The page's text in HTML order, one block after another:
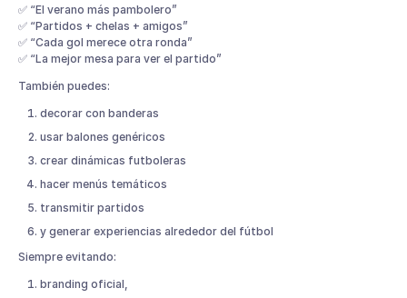
✅ “El verano más pambolero”
✅ “Partidos + chelas + amigos”
✅ “Cada gol merece otra ronda”
✅ “La mejor mesa para ver el partido”
También puedes:
decorar con banderas
usar balones genéricos
crear dinámicas futboleras
hacer menús temáticos
transmitir partidos
y generar experiencias alrededor del fútbol
Siempre evitando:
branding oficial,